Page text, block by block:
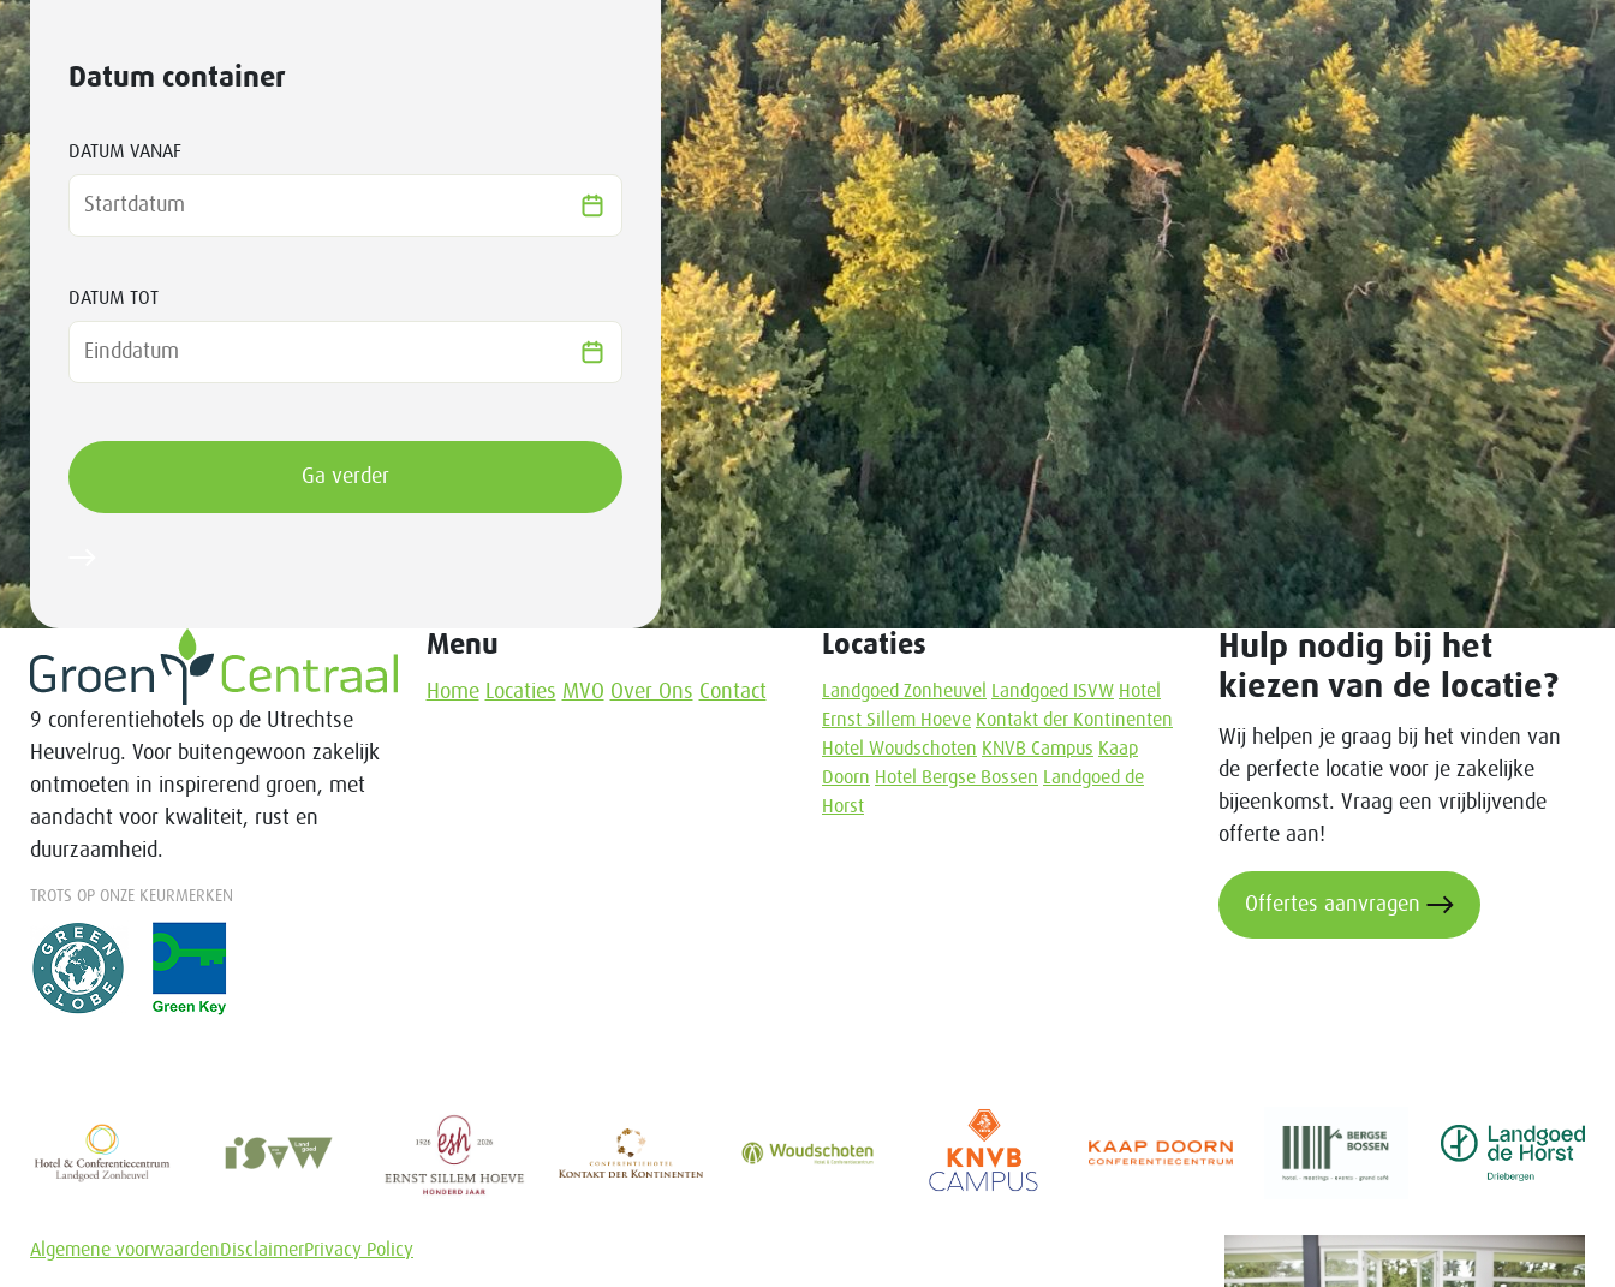
Datum container
DATUM VANAF
DATUM TOT
9 conferentiehotels op de Utrechtse
Heuvelrug. Voor buitengewoon zakelijk
ontmoeten in inspirerend groen, met
aandacht voor kwaliteit, rust en
duurzaamheid.
TROTS OP ONZE KEURMERKEN
Menu
Home Locaties MVO Over Ons Contact
Locaties
Landgoed Zonheuvel Landgoed ISVW Hotel
Ernst Sillem Hoeve Kontakt der Kontinenten
Hotel Woudschoten KNVB Campus Kaap
Doorn Hotel Bergse Bossen
Landgoed de
Horst
Hulp nodig bij het
kiezen van de locatie?
Wij helpen je graag bij het vinden van
de perfecte locatie voor je zakelijke
bijeenkomst. Vraag een vrijblijvende
offerte aan!
Offertes aanvragen
Algemene voorwaardenDisclaimerPrivacy Policy